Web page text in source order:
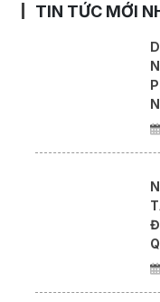
TIN TỨC MỚI